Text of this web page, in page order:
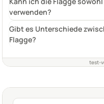
verwenden?
Gibt es Unterschiede
Flagge?
test-